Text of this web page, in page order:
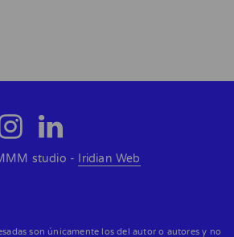
studio - Iridian Web
son únicamente los del autor o autores y no